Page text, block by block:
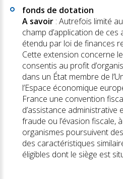
fonds de dotation
A savoir : Autrefois limité
champ d’application de
étendu par loi de finances
Cette extension concerne
consentis au profit
dans un État membre de
l’Espace économique
France une convention
d’assistance
fraude ou l’évasion fiscale,
organismes poursuivent
des caractéristiques
éligibles dont le siège est